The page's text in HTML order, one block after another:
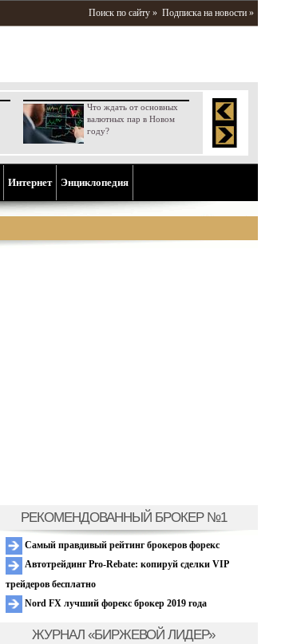
Поиск по сайту » Подписка на новости »
Что ждать от основных
валютных пар в Новом
году?
Интернет Энциклопедия
РЕКОМЕНДОВАННЫЙ БРОКЕР №1
Самый правдивый рейтинг брокеров форекс
Автотрейдинг Pro-Rebate: копируй сделки VIP
трейдеров бесплатно
Nord FX лучший форекс брокер 2019 года
ЖУРНАЛ «БИРЖЕВОЙ ЛИДЕР»